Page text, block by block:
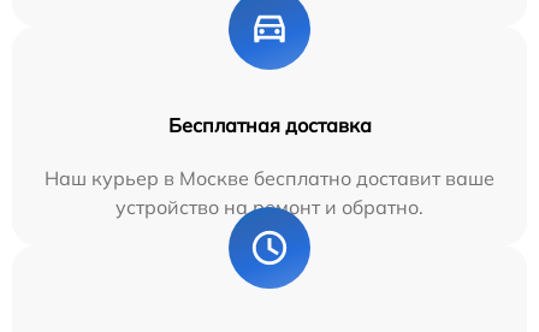
Бесплатная доставка
Наш курьер в Москве бесплатно доставит ваше
устройство на ремонт и обратно.